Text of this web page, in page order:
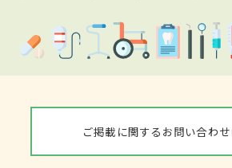
ご掲載に関するお問い合わ